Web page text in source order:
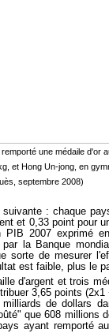
une médaile d'or
et Hong Un-jong, en
septembre 2008)
: chaque
et 0,33 point pour
2007 exprimé
par la Banque
sorte de mesurer
est faible, plus le
d'argent et trois
3,65 points
de dollars
que 608 millions
ayant remporté